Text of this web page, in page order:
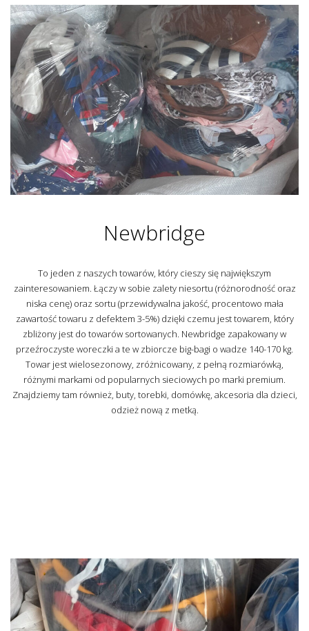
Newbridge
To jeden z naszych towarów, który cieszy się największym
zainteresowaniem. Łączy w sobie zalety niesortu (różnorodność oraz
niska cenę) oraz sortu (przewidywalna jakość, procentowo mała
zawartość towaru z defektem 3-5%) dzięki czemu jest towarem, który
zbliżony jest do towarów sortowanych. Newbridge zapakowany w
przeźroczyste woreczki a te w zbiorcze big-bagi o wadze 140-170 kg.
Towar jest wielosezonowy, zróżnicowany, z pełną rozmiarówką,
różnymi markami od popularnych sieciowych po marki premium.
Znajdziemy tam również, buty, torebki, domówkę, akcesoria dla dzieci,
odzież nową z metką.